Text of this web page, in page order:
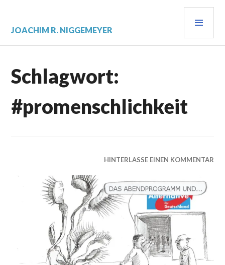
springen
JOACHIM R. NIGGEMEYER
Schlagwort:
#promenschlichkeit
HINTERLASSE EINEN KOMMENTAR